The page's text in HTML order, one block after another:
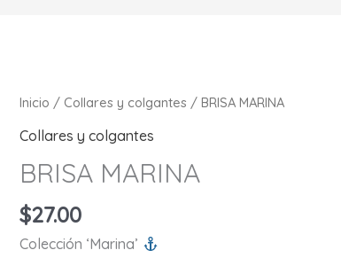
Inicio / Collares y colgantes / BRISA MARINA
Collares y colgantes
BRISA MARINA
$27.00
Colección ‘Marina’